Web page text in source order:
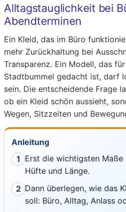
Alltagstauglichkeit bei
Abendterminen
Ein Kleid, das im Büro
mehr Zurückhaltung bei
Transparenz. Ein Modell, das
Stadtbummel gedacht ist, darf
sein. Die entscheidende Frage
ob ein Kleid schön aussieht,
Wegen, Sitzzeiten und
Anleitung
1 Erst die wichtigsten Maße
Hüfte und Länge.
2 Dann überlegen, wie das
soll: Büro, Alltag, Anlass